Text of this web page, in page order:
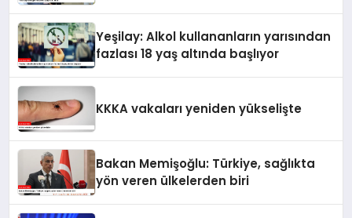
Yeşilay: Alkol kullananların yarısından
fazlası 18 yaş altında başlıyor
KKKA vakaları yeniden yükselişte
Bakan Memişoğlu: Türkiye, sağlıkta
yön veren ülkelerden biri